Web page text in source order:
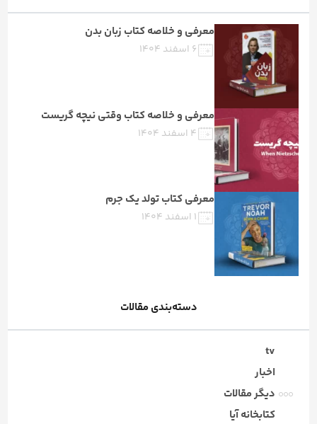
معرفی و خلاصه کتاب زبان بدن
۶ اسفند ۱۴۰۴
معرفی و خلاصه کتاب وقتی نیچه گریست
۴ اسفند ۱۴۰۴
معرفی کتاب تولد یک جرم
۱ اسفند ۱۴۰۴
دسته‌بندی مقالات
tv
اخبار
دیگر مقالات
کتابخانه آیا